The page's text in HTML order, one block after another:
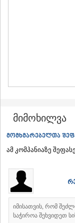
ᲪᲐᲒᲔᲠᲘ
ᲖᲣᲒᲓᲘᲓᲘ
ᲡᲔᲜᲐᲙᲘ
ᲩᲮᲝᲠᲝᲬᲧᲣ
ᲬᲐᲚᲔᲜᲯᲘᲮᲐ
ᲮᲝᲑᲘ
ᲐᲜᲐᲙᲚᲘᲐ
ᲯᲕᲐᲠᲘ
ᲡᲐᲛᲪᲮᲔ–ᲯᲐᲕᲐᲮᲔᲗᲘ
მიმოხილვა
მომხმარებელთა
ამ კომპანიაზე
იმისათვის, რომ
საჭიროა შეხვიდეთ